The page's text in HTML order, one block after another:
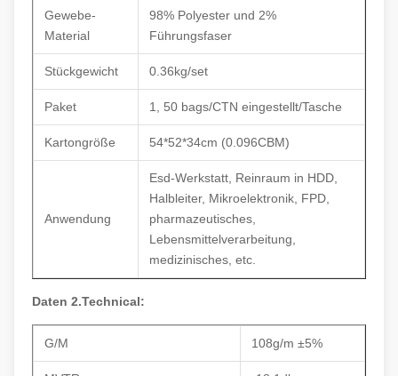
Gewebe-
Material
98% Polyester und 2%
Führungsfaser
Stückgewicht 0.36kg/set
Paket 1, 50 bags/CTN eingestellt/Tasche
Kartongröße 54*52*34cm (0.096CBM)
Anwendung
Esd-Werkstatt, Reinraum in HDD,
Halbleiter, Mikroelektronik, FPD,
pharmazeutisches,
Lebensmittelverarbeitung,
medizinisches, etc.
Daten 2.Technical:
G/M 108g/m ±5%